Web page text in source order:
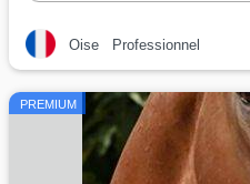
Oise
Professionnel
PREMIUM